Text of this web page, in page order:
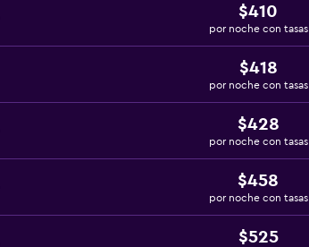
$410
por noche con tasas
$418
por noche con tasas
$428
por noche con tasas
$458
por noche con tasas
$525